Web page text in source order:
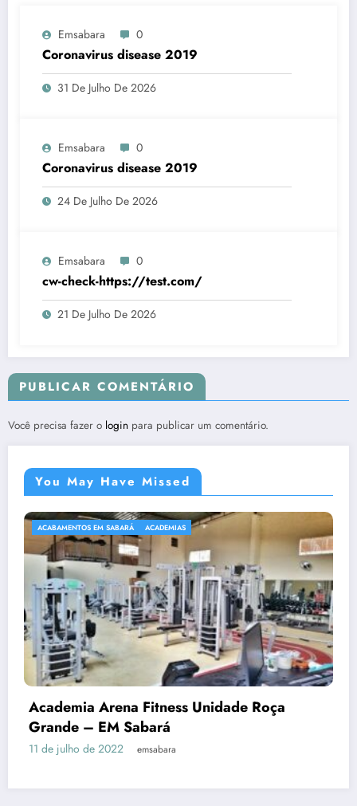
Emsabara 0
Coronavirus disease 2019
31 De Julho De 2026
Emsabara 0
Coronavirus disease 2019
24 De Julho De 2026
Emsabara 0
cw-check-https://test.com/
21 De Julho De 2026
PUBLICAR COMENTÁRIO
Você precisa fazer o login para publicar um comentário.
You May Have Missed
ACABAMENTOS EM SABARÁ ACADEMIAS
Academia Arena Fitness Unidade Roça
Grande – EM Sabará
11 de julho de 2022 emsabara